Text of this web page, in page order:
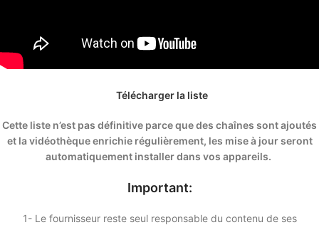
Télécharger la liste
Cette liste n’est pas définitive parce que des chaînes sont ajoutés
et la vidéothèque enrichie régulièrement, les mise à jour seront
automatiquement installer dans vos appareils.
Important:
1- Le fournisseur reste seul responsable du contenu de ses